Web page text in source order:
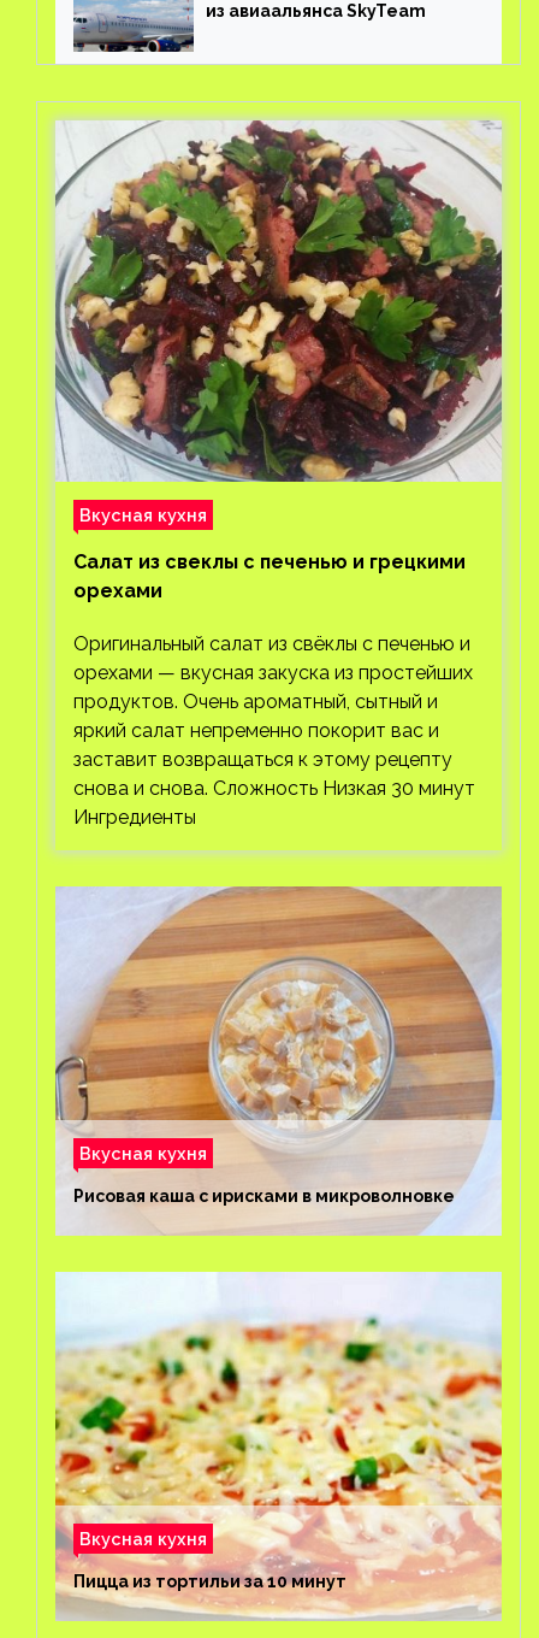
из авиаальянса SkyTeam
Вкусная кухня
Салат из свеклы с печенью и грецкими
орехами
Оригинальный салат из свёклы с печенью и
орехами — вкусная закуска из простейших
продуктов. Очень ароматный, сытный и
яркий салат непременно покорит вас и
заставит возвращаться к этому рецепту
снова и снова. Сложность Низкая 30 минут
Ингредиенты
Вкусная кухня
Рисовая каша с ирисками в микроволновке
Вкусная кухня
Пицца из тортильи за 10 минут